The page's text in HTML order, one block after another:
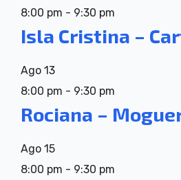
8:00 pm - 9:30 pm
Isla Cristina –
Ago 13
8:00 pm - 9:30 pm
Rociana –
Ago 15
8:00 pm - 9:30 pm